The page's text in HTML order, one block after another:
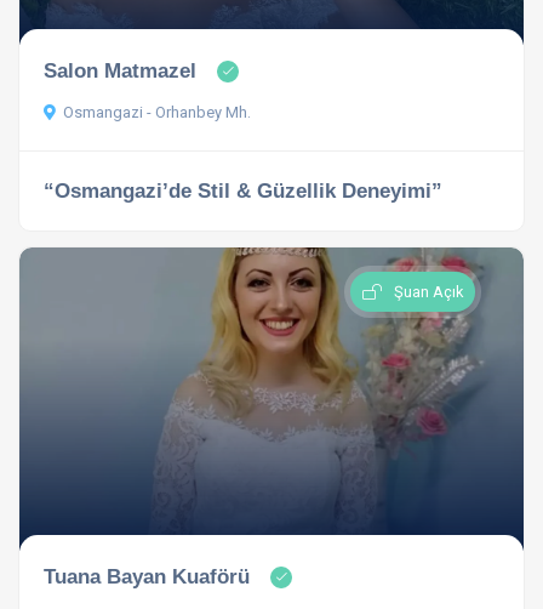
Salon Matmazel
Osmangazi - Orhanbey Mh.
“Osmangazi’de Stil & Güzellik Deneyimi”
Şuan Açık
Tuana Bayan Kuaförü